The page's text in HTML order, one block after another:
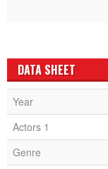
DATA SHEET
Year
Actors 1
Genre